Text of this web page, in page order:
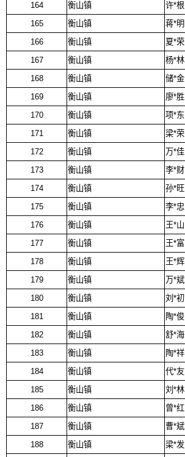
164
衡山镇
许*根
165
衡山镇
蒋*明
166
衡山镇
夏*荣
167
衡山镇
杨*林
168
衡山镇
储*金
169
衡山镇
廖*胜
170
衡山镇
项*东
171
衡山镇
梁*荣
172
衡山镇
万*佳
173
衡山镇
李*财
174
衡山镇
孙*旺
175
衡山镇
李*忠
176
衡山镇
王*山
177
衡山镇
王*富
178
衡山镇
王*辉
179
衡山镇
万*斌
180
衡山镇
刘*初
181
衡山镇
陶*俊
182
衡山镇
舒*海
183
衡山镇
陶*祥
184
衡山镇
代*友
185
衡山镇
刘*林
186
衡山镇
曾*红
187
衡山镇
曹*斌
188
衡山镇 梁*发